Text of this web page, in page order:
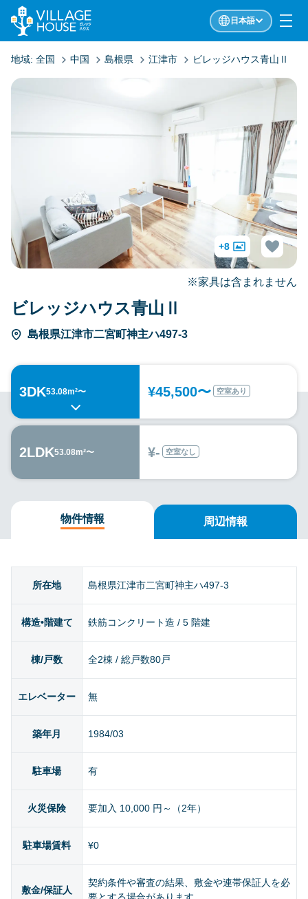
日本語
地域: 全国 中国 島根県 江津市 ビレッジハウス青山Ⅱ
ビレッジハウス青山Ⅱ
島根県江津市二宮町神主ハ497-3
+8
※家具は含まれません
3DK53.08m²〜 ¥45,500〜 空室あり
2LDK53.08m²〜 ¥- 空室なし
物件情報 周辺情報
所在地 島根県江津市二宮町神主ハ497-3
構造•階建て 鉄筋コンクリート造 / 5 階建
棟/戸数 全2棟 / 総戸数80戸
エレベーター 無
築年月 1984/03
駐車場 有
火災保険 要加入 10,000 円～（2年）
駐車場賃料 ¥0
敷金/保証人
契約条件や審査の結果、敷金や連帯保証人を必